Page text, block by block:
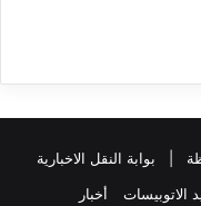
بوابة النقل الاخبارية
الاتوبيسات
أخبار